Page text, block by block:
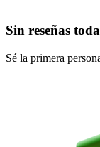
Sin reseñas
Sé la primera